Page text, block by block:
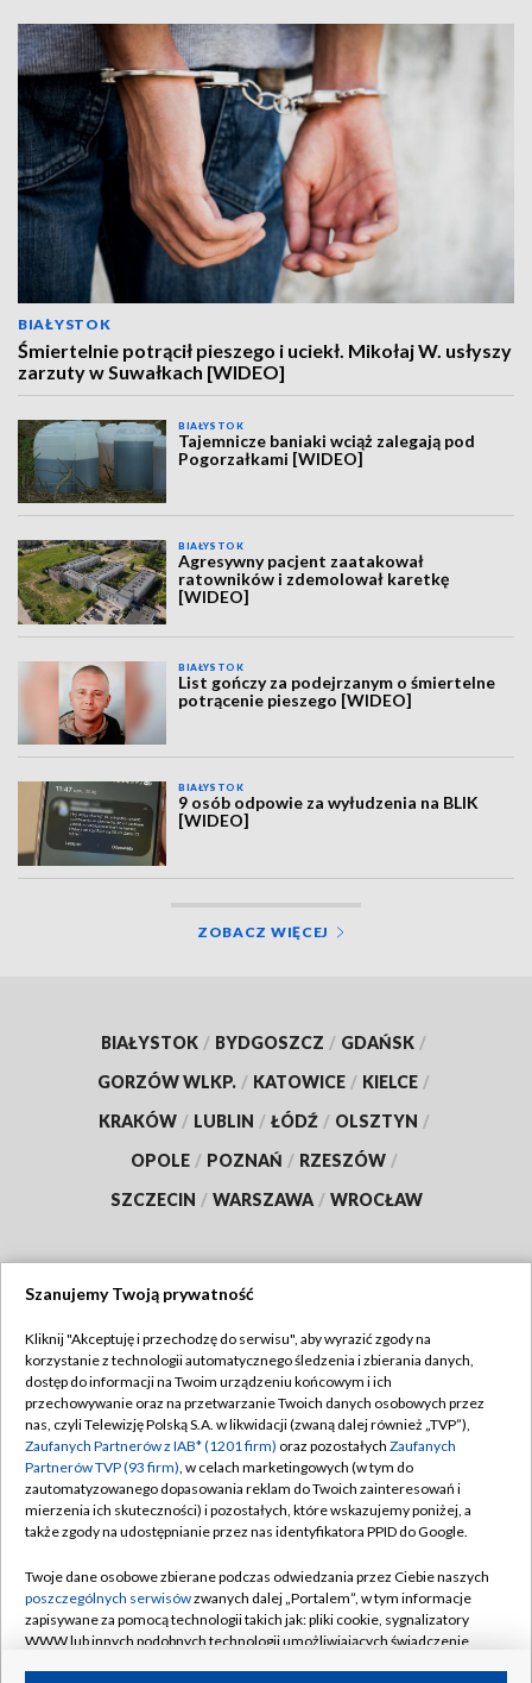
BIAŁYSTOK
Śmiertelnie potrącił pieszego i uciekł. Mikołaj W. usłyszy
zarzuty w Suwałkach [WIDEO]
BIAŁYSTOK
Tajemnicze baniaki wciąż zalegają pod
Pogorzałkami [WIDEO]
BIAŁYSTOK
Agresywny pacjent zaatakował
ratowników i zdemolował karetkę
[WIDEO]
BIAŁYSTOK
List gończy za podejrzanym o śmiertelne
potrącenie pieszego [WIDEO]
BIAŁYSTOK
9 osób odpowie za wyłudzenia na BLIK
[WIDEO]
ZOBACZ WIĘCEJ
BIAŁYSTOK / BYDGOSZCZ / GDAŃSK /
GORZÓW WLKP. / KATOWICE / KIELCE /
KRAKÓW / LUBLIN / ŁÓDŹ / OLSZTYN /
OPOLE / POZNAŃ / RZESZÓW /
SZCZECIN / WARSZAWA / WROCŁAW
TVP
Abonament TVP
Emisja w TVP
Centrum informacji TVP
Naziemna Telewizja Cyfrowa
Rada Programowa
System NOS
Informacje o nadawcy
Regulamin TVP
Polityka prywatności
Moje zgody
Pomoc
Kontakt
Kanały
Szanujemy Twoją prywatność
Kliknij "Akceptuję i przechodzę do serwisu", aby wyrazić zgody na
korzystanie z technologii automatycznego śledzenia i zbierania danych,
dostęp do informacji na Twoim urządzeniu końcowym i ich
przechowywanie oraz na przetwarzanie Twoich danych osobowych przez
nas, czyli Telewizję Polską S.A. w likwidacji (zwaną dalej również „TVP”),
Zaufanych Partnerów z IAB* (1201 firm) oraz pozostałych Zaufanych
Partnerów TVP (93 firm), w celach marketingowych (w tym do
zautomatyzowanego dopasowania reklam do Twoich zainteresowań i
mierzenia ich skuteczności) i pozostałych, które wskazujemy poniżej, a
także zgody na udostępnianie przez nas identyfikatora PPID do Google.
Twoje dane osobowe zbierane podczas odwiedzania przez Ciebie naszych
poszczególnych serwisówzwanych dalej „Portalem”, w tym informacje
zapisywane za pomocą technologii takich jak: pliki cookie, sygnalizatory
WWW lub innych podobnych technologii umożliwiających świadczenie